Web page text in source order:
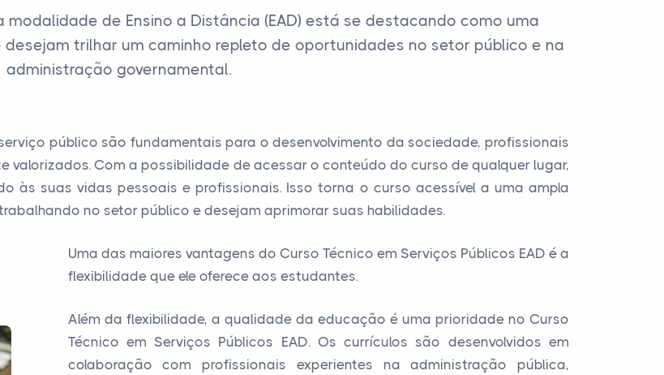
modalidade de Ensino a Distância (EAD) está se destacando como uma
trilhar um caminho repleto de oportunidades no setor público e na
administração governamental.
público são fundamentais para o desenvolvimento da sociedade, profissionais
Com a possibilidade de acessar o conteúdo do curso de qualquer lugar,
às suas vidas pessoais e profissionais. Isso torna o curso acessível a uma ampla
no setor público e desejam aprimorar suas habilidades.
Uma das maiores vantagens do Curso Técnico em Serviços Públicos EAD é a
flexibilidade que ele oferece aos estudantes.
Além da flexibilidade, a qualidade da educação é uma prioridade no Curso
Técnico em Serviços Públicos EAD. Os currículos são desenvolvidos em
colaboração com profissionais experientes na administração pública,